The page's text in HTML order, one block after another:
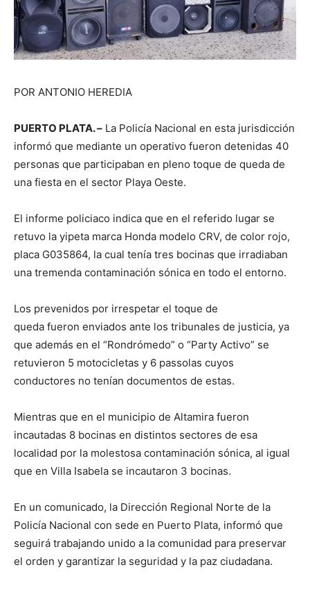
POR ANTONIO HEREDIA
PUERTO PLATA. – La Policía Nacional en esta jurisdicción
informó que mediante un operativo fueron detenidas 40
personas que participaban en pleno toque de queda de
una fiesta en el sector Playa Oeste.
El informe policiaco indica que en el referido lugar se
retuvo la yipeta marca Honda modelo CRV, de color rojo,
placa G035864, la cual tenía tres bocinas que irradiaban
una tremenda contaminación sónica en todo el entorno.
Los prevenidos por irrespetar el toque de
queda fueron enviados ante los tribunales de justicia, ya
que además en el “Rondrómedo” o “Party Activo” se
retuvieron 5 motocicletas y 6 passolas cuyos
conductores no tenían documentos de estas.
Mientras que en el municipio de Altamira fueron
incautadas 8 bocinas en distintos sectores de esa
localidad por la molestosa contaminación sónica, al igual
que en Villa Isabela se incautaron 3 bocinas.
En un comunicado, la Dirección Regional Norte de la
Policía Nacional con sede en Puerto Plata, informó que
seguirá trabajando unido a la comunidad para preservar
el orden y garantizar la seguridad y la paz ciudadana.